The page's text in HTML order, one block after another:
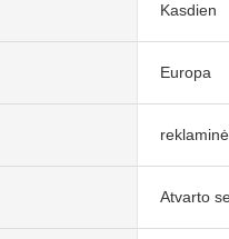
Kasdien
Europa
Atvarto